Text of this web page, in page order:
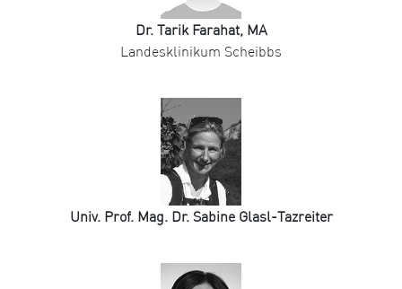
Dr. Tarik Farahat, MA
Landesklinikum Scheibbs
Univ. Prof. Mag. Dr. Sabine Glasl-Tazreiter